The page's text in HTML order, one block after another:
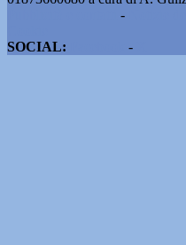
-
SOCIAL:
-